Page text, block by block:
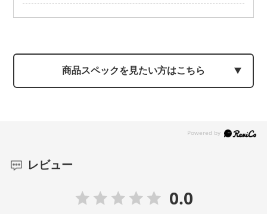
商品スペックを見たい方はこちら
レビュー
0.0